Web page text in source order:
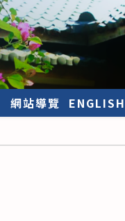
網站導覽 ENGLISH